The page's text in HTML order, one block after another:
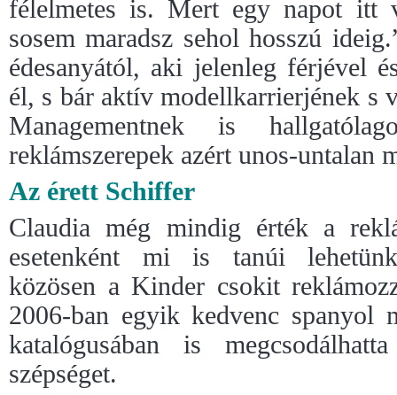
félelmetes is. Mert egy napot itt
sosem maradsz sehol hosszú
édesanyától, aki jelenleg férjével
él, s bár aktív modellkarrierjének s
Managementnek is
reklámszerepek azért unos-untalan
Az érett Schiffer
Claudia még mindig érték a
esetenként mi is tanúi
közösen a Kinder csokit
2006-ban egyik kedvenc spanyol
katalógusában is
szépséget.